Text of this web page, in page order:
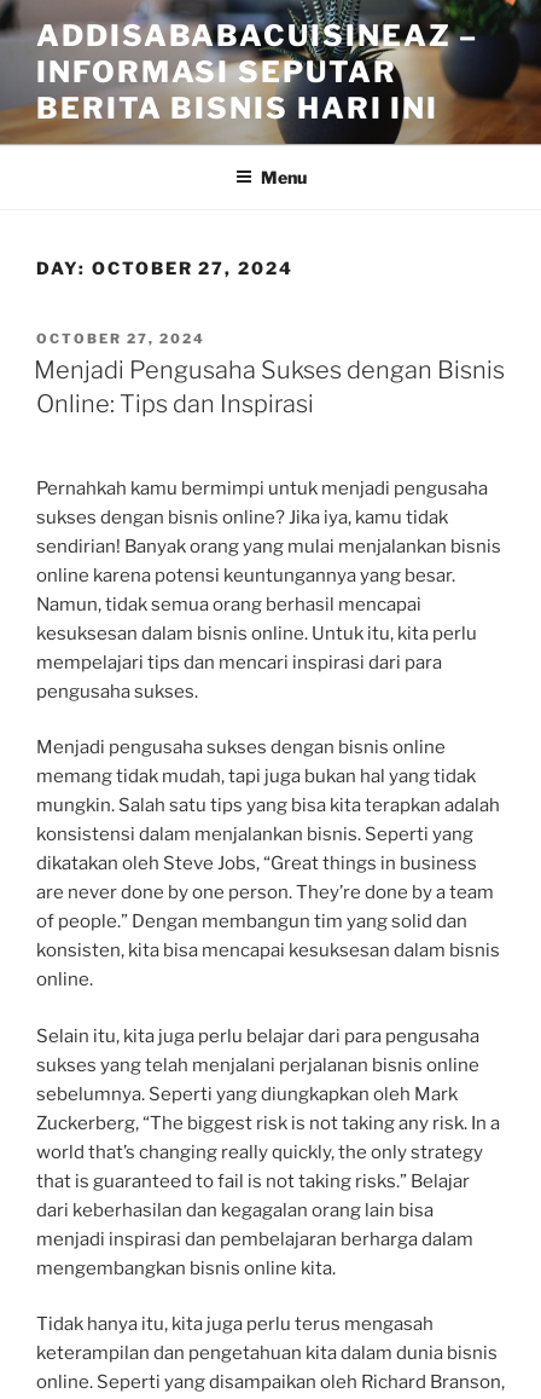
Skip
to
content
ADDISABABACUISINEAZ –
INFORMASI SEPUTAR
BERITA BISNIS HARI INI
Menu
DAY: OCTOBER 27, 2024
POSTED
ON
OCTOBER 27, 2024
Menjadi Pengusaha Sukses dengan Bisnis
Online: Tips dan Inspirasi
Pernahkah kamu bermimpi untuk menjadi pengusaha
sukses dengan bisnis online? Jika iya, kamu tidak
sendirian! Banyak orang yang mulai menjalankan bisnis
online karena potensi keuntungannya yang besar.
Namun, tidak semua orang berhasil mencapai
kesuksesan dalam bisnis online. Untuk itu, kita perlu
mempelajari tips dan mencari inspirasi dari para
pengusaha sukses.
Menjadi pengusaha sukses dengan bisnis online
memang tidak mudah, tapi juga bukan hal yang tidak
mungkin. Salah satu tips yang bisa kita terapkan adalah
konsistensi dalam menjalankan bisnis. Seperti yang
dikatakan oleh Steve Jobs, “Great things in business
are never done by one person. They’re done by a team
of people.” Dengan membangun tim yang solid dan
konsisten, kita bisa mencapai kesuksesan dalam bisnis
online.
Selain itu, kita juga perlu belajar dari para pengusaha
sukses yang telah menjalani perjalanan bisnis online
sebelumnya. Seperti yang diungkapkan oleh Mark
Zuckerberg, “The biggest risk is not taking any risk. In a
world that’s changing really quickly, the only strategy
that is guaranteed to fail is not taking risks.” Belajar
dari keberhasilan dan kegagalan orang lain bisa
menjadi inspirasi dan pembelajaran berharga dalam
mengembangkan bisnis online kita.
Tidak hanya itu, kita juga perlu terus mengasah
keterampilan dan pengetahuan kita dalam dunia bisnis
online. Seperti yang disampaikan oleh Richard Branson,